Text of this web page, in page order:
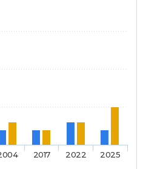
2017 2022 2025